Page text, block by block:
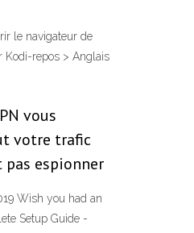
le navigateur de
Kodi-repos > Anglais
vous
votre trafic
espionner
Wish you had an
Setup Guide -